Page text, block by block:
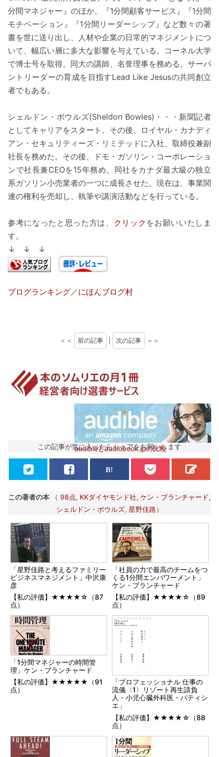
分間マネジャー』のほか、『1分間顧客サービス』『1分間
モチベーション』『1分間リーダーシップ』など数々の著
書を世に送り出し、人材や企業の日常的マネジメントにつ
いて、幅広い層に多大な影響を与えている。コーネル大学
で博士号を取得。同大の講師、名誉理事を務める。サーバ
ントリーダーの育成を目指すLead Like Jesusの共同創立
者でもある。
シェルドン・ボウルズ(Sheldon Bowles)・・・新聞記者
としてキャリアをスタート。その後、ロイヤル・カナディ
アン・セキュリティーズ・リミテッドに入社、取締役兼副
社長を務めた。その後、ドモ・ガソリン・コーポレーショ
ンで社長兼CEOを15年務め、同社をカナダ最大級の独立
系ガソリン小売業者の一つに成長させた。現在は、事業関
連の権利を売却し、執筆や講演活動などを行っている。
参考になったと思った方は、 クリック をお願いいたしま
す。
↓ ↓ ↓
ブログランキング／にほんブログ村
＜＜ 前の記事 次の記事 ＞＞
audibleとaudiobook.jpの比較
この記事が気に入ったらシェアをお願いします
この著者の本 （ 98点, KKダイヤモンド社, ケン・ブランチャード,
シェルドン・ボウルズ, 星野佳路）
「星野佳路と考えるファミリー
ビジネスマネジメント」中沢康
彦
【私の評価】★★★★☆（87
点）
「社員の力で最高のチームをつ
くる1分間エンパワーメント」
ケン・ブランチャード
【私の評価】★★★★☆（89
点）
「1分間マネジャーの時間管
理」ケン・ブランチャード
【私の評価】★★★★★（91
点）
「プロフェッショナル 仕事の
流儀〈1〉リゾート再生請負
人・小児心臓外科医・パティシ
エ」
【私の評価】★★★★☆（88
点）